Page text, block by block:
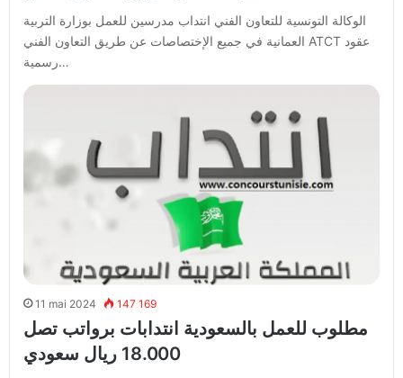
الوكالة التونسية للتعاون الفني انتداب مدرسين للعمل بوزارة التربية
العمانية في جميع الإختصاصات عن طريق التعاون الفني ATCT عقود
رسمية…
11 mai 2024 147 169
مطلوب للعمل بالسعودية انتدابات برواتب تصل
18.000 ريال سعودي